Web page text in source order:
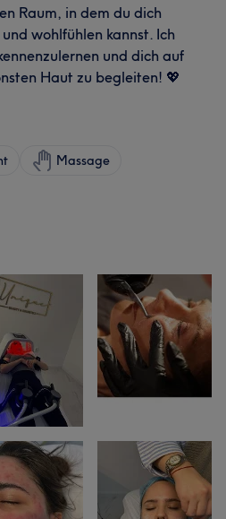
Raum, in dem du dich
wohlfühlen kannst. Ich
und dich auf
Haut zu begleiten! 💖
Massage